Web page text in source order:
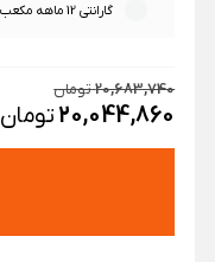
گارانتی 12 ماهه مکعب سرویس
20,683,740تومان
20,044,860تومان